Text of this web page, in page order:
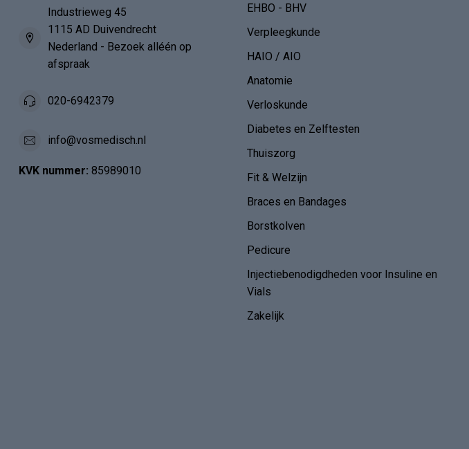
Industrieweg 45
1115 AD Duivendrecht
Nederland - Bezoek alléén op
afspraak
020-6942379
info@vosmedisch.nl
KVK nummer: 85989010
EHBO - BHV
Verpleegkunde
HAIO / AIO
Anatomie
Verloskunde
Diabetes en Zelftesten
Thuiszorg
Fit & Welzijn
Braces en Bandages
Borstkolven
Pedicure
Injectiebenodigdheden voor Insuline en
Vials
Zakelijk